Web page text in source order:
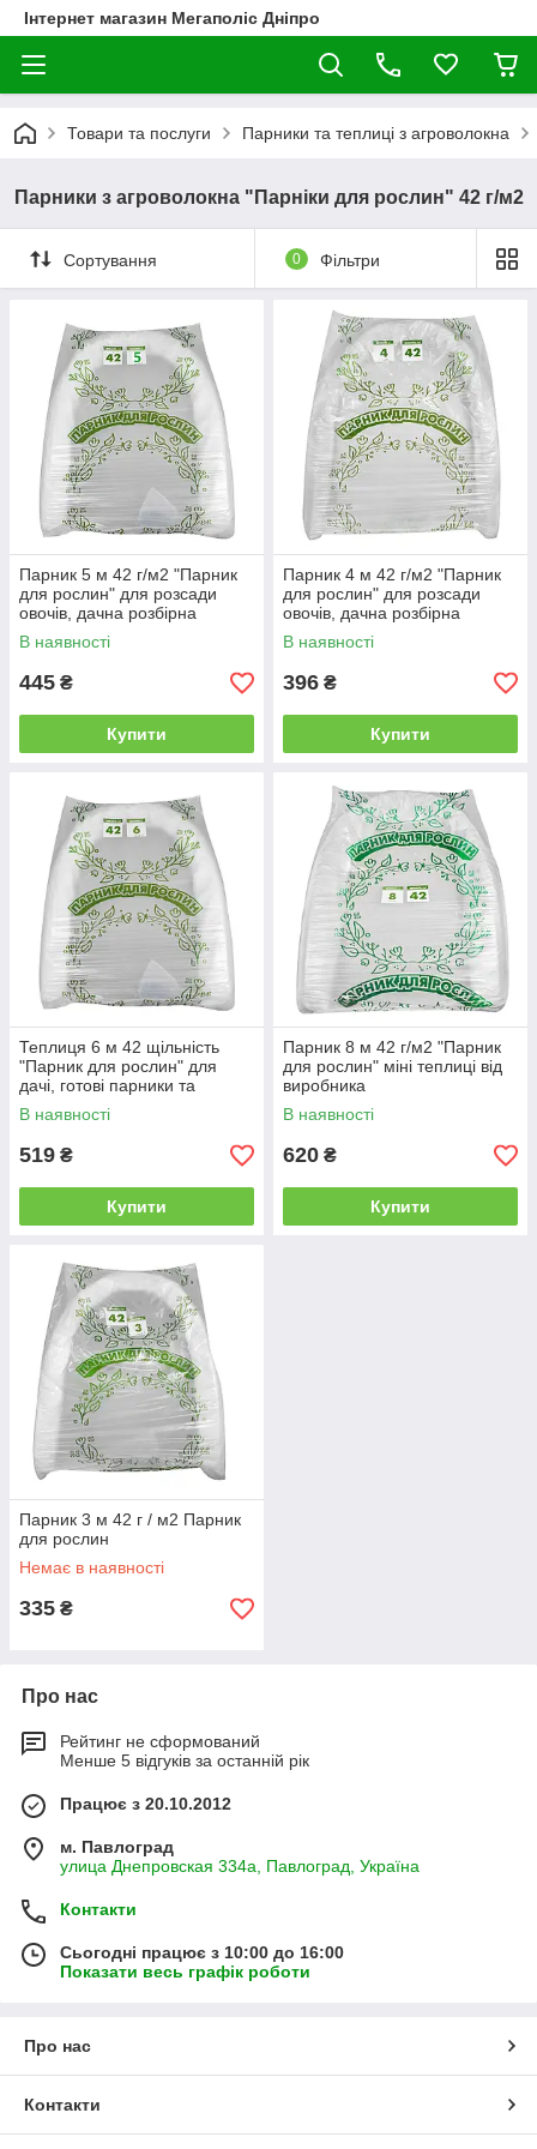
Інтернет магазин Мегаполіс Дніпро
Товари та послуги Парники та теплиці з агроволокна
Парники з агроволокна "Парніки для рослин" 42 г/м2
Сортування 0 Фільтри
Парник 5 м 42 г/м2 "Парник
для рослин" для розсади
овочів, дачна розбірна
теплиця з спанбонду
В наявності
445 ₴
Купити
Парник 4 м 42 г/м2 "Парник
для рослин" для розсади
овочів, дачна розбірна
теплиця з спанбонду
В наявності
396 ₴
Купити
Теплиця 6 м 42 щільність
"Парник для рослин" для
дачі, готові парники та
теплиці з агроволокна
В наявності
519 ₴
Купити
Парник 8 м 42 г/м2 "Парник
для рослин" міні теплиці від
виробника
В наявності
620 ₴
Купити
Парник 3 м 42 г / м2 Парник
для рослин
Немає в наявності
335 ₴
Про нас
Рейтинг не сформований
Менше 5 відгуків за останній рік
Працює з 20.10.2012
м. Павлоград
улица Днепровская 334а, Павлоград, Україна
Контакти
Сьогодні працює з 10:00 до 16:00
Показати весь графік роботи
Про нас
Контакти